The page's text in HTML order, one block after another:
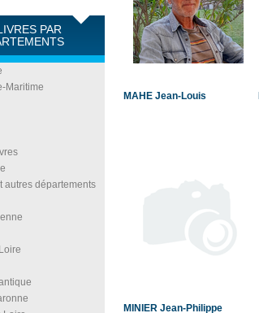
PAR
Maritime
autres départements
MAHE Jean-Louis
MINIER Jean-Philippe